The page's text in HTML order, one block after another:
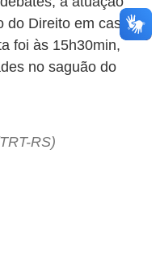
do Direito em casos
foi às 15h30min,
no saguão do
RS)